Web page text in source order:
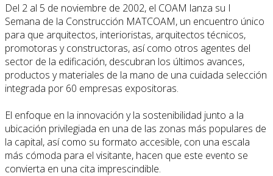
Del 2 al 5 de noviembre de 2002, el COAM lanza su I
Semana de la Construcción MATCOAM, un encuentro único
para que arquitectos, interioristas, arquitectos técnicos,
promotoras y constructoras, así como otros agentes del
sector de la edificación, descubran los últimos avances,
productos y materiales de la mano de una cuidada selección
integrada por 60 empresas expositoras.
El enfoque en la innovación y la sostenibilidad junto a la
ubicación privilegiada en una de las zonas más populares de
la capital, así como su formato accesible, con una escala
más cómoda para el visitante, hacen que este evento se
convierta en una cita imprescindible.